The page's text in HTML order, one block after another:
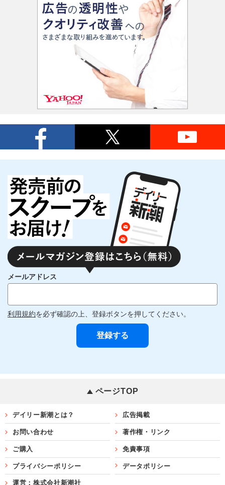
メールアドレス
利用規約を必ず確認の上、登録ボタンを押してください。
ページTOP
デイリー新潮とは？ 広告掲載
お問い合わせ 著作権・リンク
ご購入 免責事項
プライバシーポリシー データポリシー
運営：株式会社新潮社